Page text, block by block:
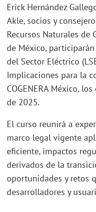
Erick Hernández
Akle, socios y
Recursos Naturales de
de México,
del Sector Eléctrico
Implicaciones para la
COGENERA México,
de 2025.
El curso reunirá a
marco legal vigente
eficiente, impactos
derivados de la
oportunidades y retos
desarrolladores y